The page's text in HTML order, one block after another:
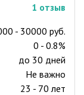
1 отзыв
- 30000 руб.
0 - 0.8%
до 30 дней
Не важно
23 - 70 лет